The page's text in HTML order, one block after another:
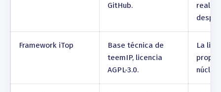
GitHub.
Framework iTop
Base técnica de
teemIP, licencia
AGPL-3.0.
La